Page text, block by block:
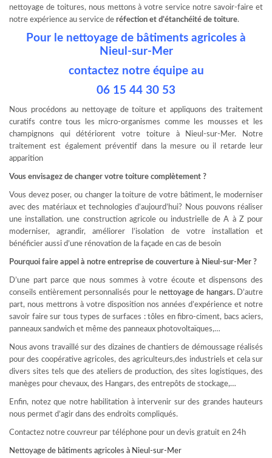
nettoyage de toitures, nous mettons à votre service notre savoir-faire et
notre expérience au service de réfection et d’étanchéité de toiture.
Pour le nettoyage de bâtiments agricoles à
Nieul-sur-Mer
contactez notre équipe au
06 15 44 30 53
Nous procédons au nettoyage de toiture et appliquons des traitement
curatifs contre tous les micro-organismes comme les mousses et les
champignons qui détériorent votre toiture à Nieul-sur-Mer. Notre
traitement est également préventif dans la mesure ou il retarde leur
apparition
Vous envisagez de changer votre toiture complètement ?
Vous devez poser, ou changer la toiture de votre bâtiment, le moderniser
avec des matériaux et technologies d’aujourd’hui? Nous pouvons réaliser
une installation. une construction agricole ou industrielle de A à Z pour
moderniser, agrandir, améliorer l’isolation de votre installation et
bénéficier aussi d’une rénovation de la façade en cas de besoin
Pourquoi faire appel à notre entreprise de couverture à Nieul-sur-Mer ?
D’une part parce que nous sommes à votre écoute et dispensons des
conseils entièrement personnalisés pour le nettoyage de hangars.D’autre
part, nous mettrons à votre disposition nos années d’expérience et notre
savoir faire sur tous types de surfaces : tôles en fibro-ciment, bacs aciers,
panneaux sandwich et même des panneaux photovoltaïques,…
Nous avons travaillé sur des dizaines de chantiers de démoussage réalisés
pour des coopérative agricoles, des agriculteurs,des industriels et cela sur
divers sites tels que des ateliers de production, des sites logistiques, des
manèges pour chevaux, des Hangars, des entrepôts de stockage,…
Enfin, notez que notre habilitation à intervenir sur des grandes hauteurs
nous permet d’agir dans des endroits compliqués.
Contactez notre couvreur par téléphone pour un devis gratuit en 24h
Nettoyage de bâtiments agricoles à Nieul-sur-Mer